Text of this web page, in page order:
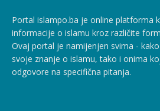
Portal islampo.ba je online platforma
informacije o islamu kroz različite
Ovaj portal je namijenjen svima -
svoje znanje o islamu, tako i onima
odgovore na specifična pitanja.